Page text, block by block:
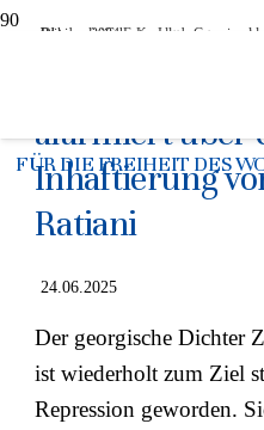
FÜR DIE FREIHEIT DES
Pro-europäische Kundgebungen im georgischen Tiflis im Oktober 2024 Foto: Jelger Groeneveld, CC BY 2.0, via Wikimedia Commons
alarmiert über
Inhaftierung
Ratiani
24.06.2025
Der georgische Dichter
ist wiederholt zum Ziel
Repression geworden.